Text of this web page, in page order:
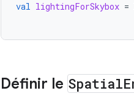
val lightingForSkybox =
Définir le Spatial